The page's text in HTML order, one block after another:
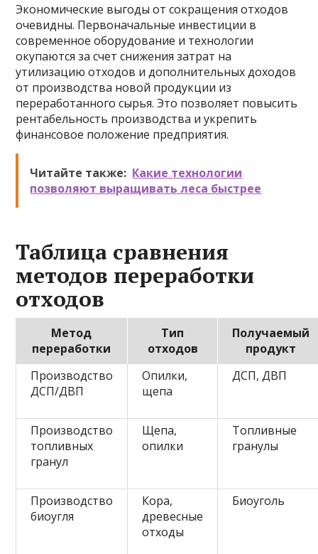
Экономические выгоды от сокращения отходов
очевидны. Первоначальные инвестиции в
современное оборудование и технологии
окупаются за счет снижения затрат на
утилизацию отходов и дополнительных доходов
от производства новой продукции из
переработанного сырья. Это позволяет повысить
рентабельность производства и укрепить
финансовое положение предприятия.
Читайте также: Какие технологии
позволяют выращивать леса быстрее
Таблица сравнения
методов переработки
отходов
Метод
переработки
Тип
отходов
Получаемый
продукт
Производство
ДСП/ДВП
Опилки,
щепа
ДСП, ДВП
Производство
топливных
гранул
Щепа,
опилки
Топливные
гранулы
Производство
биоугля
Кора,
древесные
отходы
Биоуголь